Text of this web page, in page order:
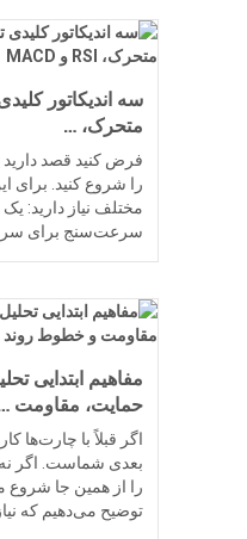
سه اندیکاتور
متحرک، …
فرض کنید قصد
را شروع کنید. برای
مختلف نیاز دارید:
سرعت‌سنج برای
مفاهیم ابتدایی
حمایت، مقاومت
اگر قبلاً با چارت‌ها
بعدی شماست. اگر
را از همین جا شروع
توضیح می‌دهیم که